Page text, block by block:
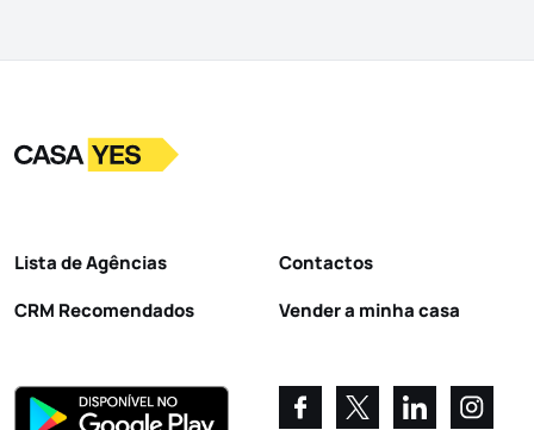
LogoIr para a homepage
Lista de Agências
CRM Recomendados
Contactos
Vender a minha casa